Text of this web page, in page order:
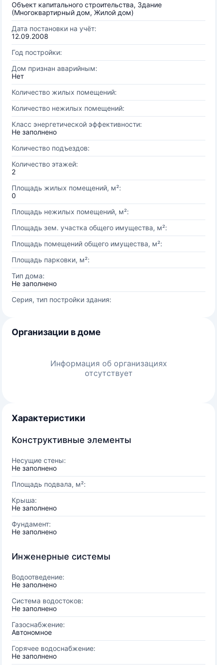
Объект капитального строительства, Здание
(Многоквартирный дом, Жилой дом)
Дата постановки на учёт:
12.09.2008
Год постройки:
Дом признан аварийным:
Нет
Количество жилых помещений:
Количество нежилых помещений:
Класс энергетической эффективности:
Не заполнено
Количество подъездов:
Количество этажей:
2
Площадь жилых помещений, м²:
0
Площадь нежилых помещений, м²:
Площадь зем. участка общего имущества, м²:
Площадь помещений общего имущества, м²:
Площадь парковки, м²:
Тип дома:
Не заполнено
Серия, тип постройки здания:
Организации в доме
Информация об организациях
отсутствует
Характеристики
Конструктивные элементы
Несущие стены:
Не заполнено
Площадь подвала, м²:
Крыша:
Не заполнено
Фундамент:
Не заполнено
Инженерные системы
Водоотведение:
Не заполнено
Система водостоков:
Не заполнено
Газоснабжение:
Автономное
Горячее водоснабжение:
Не заполнено